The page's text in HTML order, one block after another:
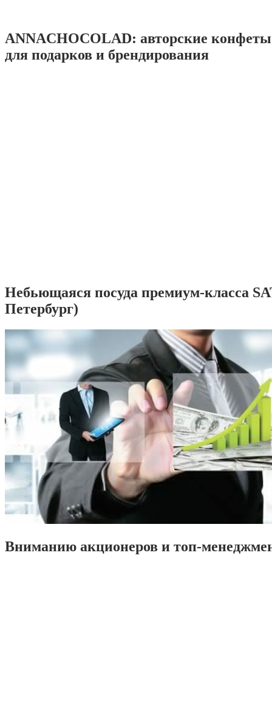
ANNACHOCOLAD: авторские
для подарков и брендирования
Небьющаяся посуда премиум-класса
Петербург)
Вниманию акционеров и топ-